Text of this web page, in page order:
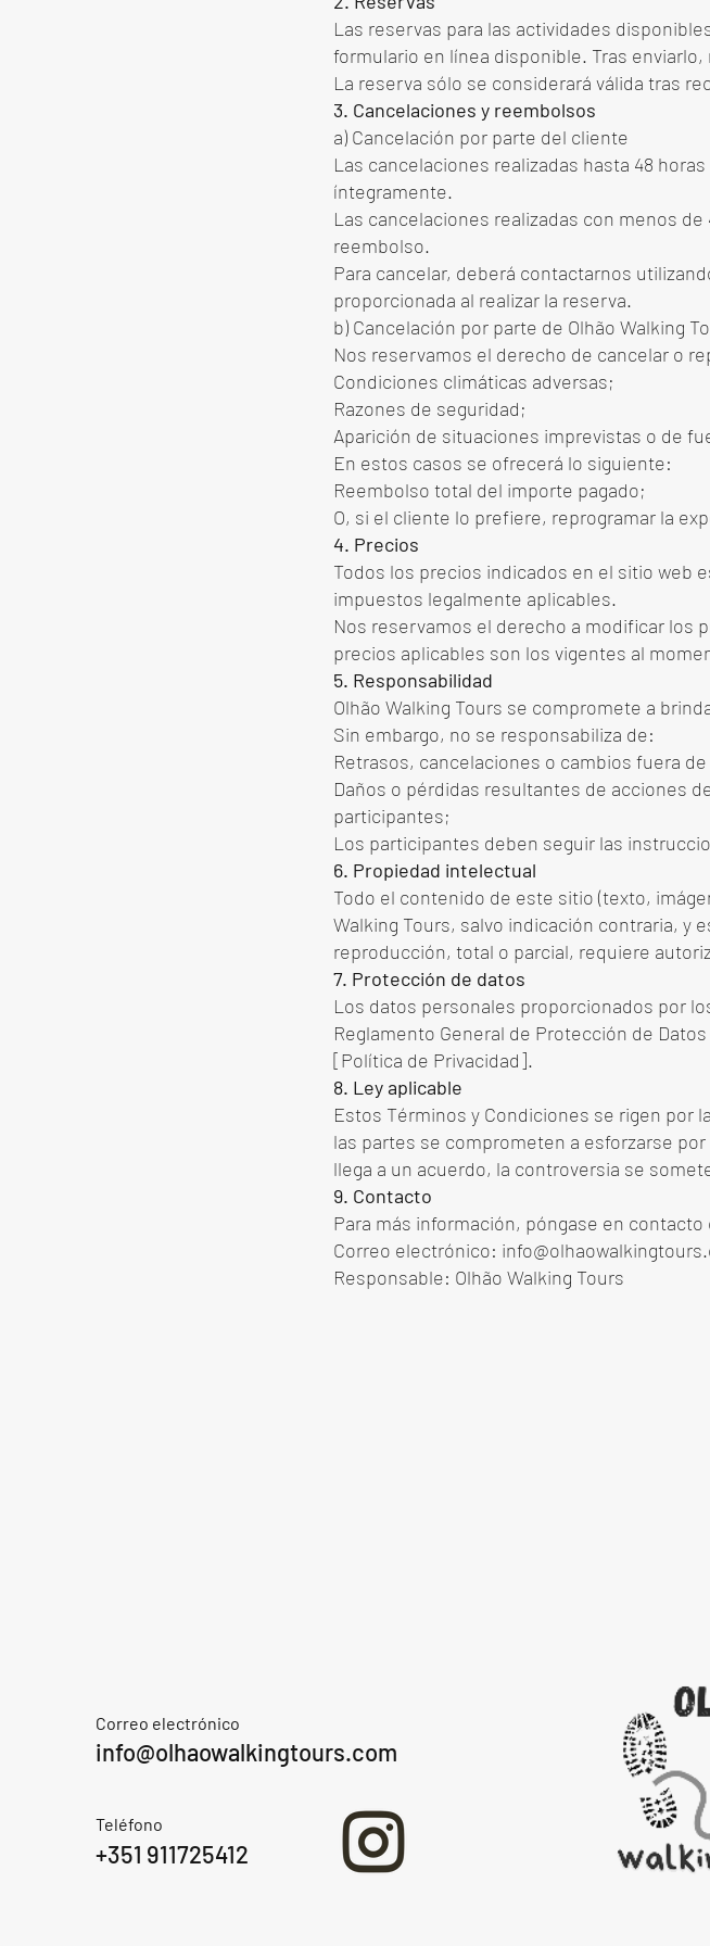
Las reservas para las actividades
formulario en línea disponible. Tras
La reserva sólo se considerará válida tras
3. Cancelaciones y reembolsos
a) Cancelación por parte del cliente
Las cancelaciones realizadas hasta 48
íntegramente.
Las cancelaciones realizadas con menos
reembolso.
Para cancelar, deberá contactarnos
proporcionada al realizar la reserva.
b) Cancelación por parte de Olhão Walking
Nos reservamos el derecho de cancelar o
Condiciones climáticas adversas;
Razones de seguridad;
Aparición de situaciones imprevistas o de
En estos casos se ofrecerá lo siguiente:
Reembolso total del importe pagado;
O, si el cliente lo prefiere, reprogramar la
4. Precios
Todos los precios indicados en el sitio web
impuestos legalmente aplicables.
Nos reservamos el derecho a modificar los
precios aplicables son los vigentes al
5. Responsabilidad
Olhão Walking Tours se compromete a
Sin embargo, no se responsabiliza de:
Retrasos, cancelaciones o cambios fuera
Daños o pérdidas resultantes de acciones
participantes;
Los participantes deben seguir las
6. Propiedad intelectual
Todo el contenido de este sitio (texto,
Walking Tours, salvo indicación contraria, y
reproducción, total o parcial, requiere
7. Protección de datos
Los datos personales proporcionados por
Reglamento General de Protección de
[Política de Privacidad].
8. Ley aplicable
Estos Términos y Condiciones se rigen por
las partes se comprometen a esforzarse
llega a un acuerdo, la controversia se
9. Contacto
Para más información, póngase en
Correo electrónico:
Responsable: Olhão Walking Tours
Correo electrónico
info@olhaowalkingtours.com
Teléfono
+351 911725412